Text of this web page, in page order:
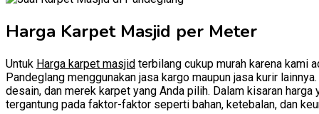
Harga Karpet Masjid per Meter
Untuk Harga karpet masjid terbilang cukup murah karena kami
Pandeglang menggunakan jasa kargo maupun jasa kurir
desain, dan merek karpet yang Anda pilih. Dalam kisaran
tergantung pada faktor-faktor seperti bahan, ketebalan, dan